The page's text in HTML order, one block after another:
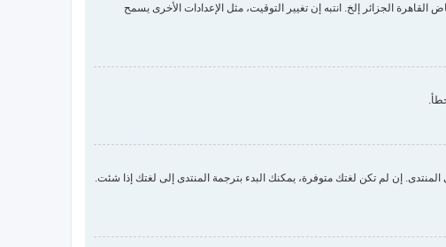
الجزائر إلخ. انتبه إن تغيير التوقيت، مثل الإعدادات الأخرى يسمح
إن لم تكن لغتك متوفرة، يمكنك البدء بترجمة المنتدى إلى لغتك إذا شئت.